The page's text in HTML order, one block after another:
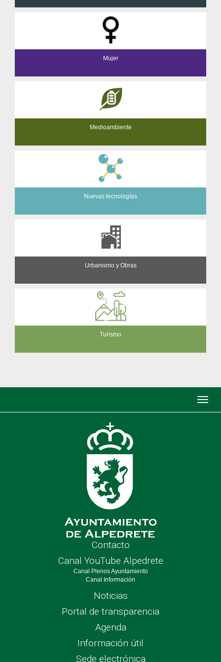
Mujer
Medioambiente
Nuevas tecnologías
Urbanismo y Obras
Turismo
de
Contacto
Canal YouTube Alpedrete
Canal Plenos Ayuntamiento
Canal Información
Noticias
Portal de transparencia
Agenda
Información útil
Sede electrónica